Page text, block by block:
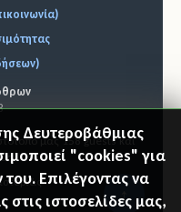
μας 158 guests και
Δευτεροβάθμιας
"cookies" για
Επιλέγοντας να
στις ιστοσελίδες μας,
"Επιστ